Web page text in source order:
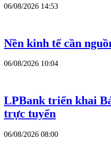
06/08/2026 14:53
Nền kinh tế cần
06/08/2026 10:04
LPBank triển khai
trực tuyến
06/08/2026 08:00